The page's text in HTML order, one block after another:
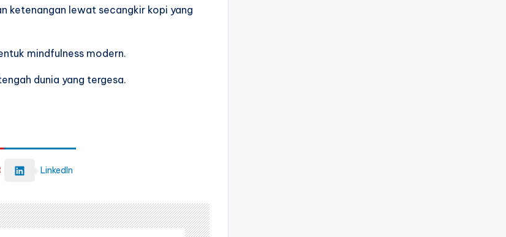
ketenangan lewat secangkir kopi yang
mindfulness modern.
dunia yang tergesa.
LinkedIn